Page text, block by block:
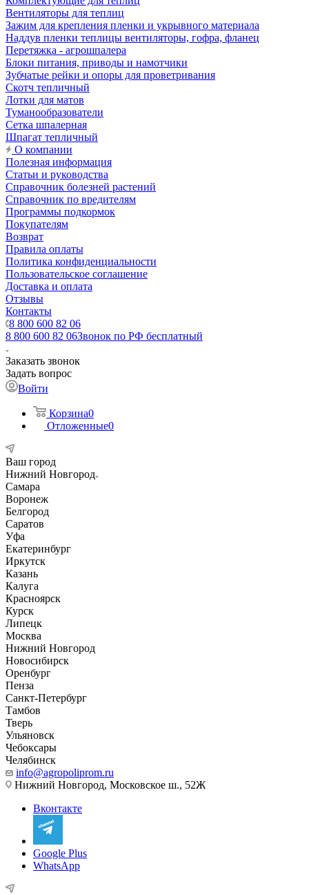
Вентиляторы для теплиц
Зажим для крепления пленки и укрывного материала
Наддув пленки теплицы вентиляторы, гофра, фланец
Перетяжка - агрошпалера
Блоки питания, приводы и намотчики
Зубчатые рейки и опоры для проветривания
Скотч тепличный
Лотки для матов
Туманообразователи
Сетка шпалерная
Шпагат тепличный
О компании
Полезная информация
Статьи и руководства
Справочник болезней растений
Справочник по вредителям
Программы подкормок
Покупателям
Возврат
Правила оплаты
Политика конфиденциальности
Пользовательское соглашение
Доставка и оплата
Отзывы
Контакты
8 800 600 82 06
8 800 600 82 06Звонок по РФ бесплатный
Заказать звонок
Задать вопрос
Войти
Корзина0
Отложенные0
Ваш город
Нижний Новгород
Самара
Воронеж
Белгород
Саратов
Уфа
Екатеринбург
Иркутск
Казань
Калуга
Красноярск
Курск
Липецк
Москва
Нижний Новгород
Новосибирск
Оренбург
Пенза
Санкт-Петербург
Тамбов
Тверь
Ульяновск
Чебоксары
Челябинск
info@agropoliprom.ru
Нижний Новгород, Московское ш., 52Ж
Вконтакте
Google Plus
WhatsApp